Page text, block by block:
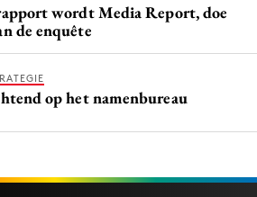
wordt Media Report, doe
de enquête
op het namenbureau